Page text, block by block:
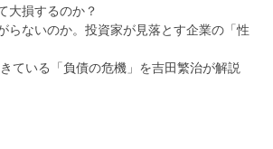
大損するのか？
ないのか。投資家が見落とす企業の「性
ている「負債の危機」を吉田繁治が解説